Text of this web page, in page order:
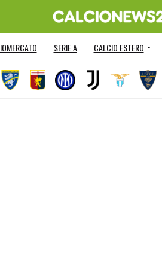
SERIE A CALCIO ESTERO